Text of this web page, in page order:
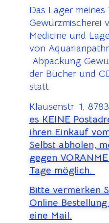
Das Lager meines
Gewürzmischerei
Medicine und
von
Abpackung
der Bücher und
statt.
Klausenstr. 1,
es KEINE
ihren Einkauf
Selbst abholen,
gegen
Tage möglich.
Bitte vermerken
Online
eine Mail.